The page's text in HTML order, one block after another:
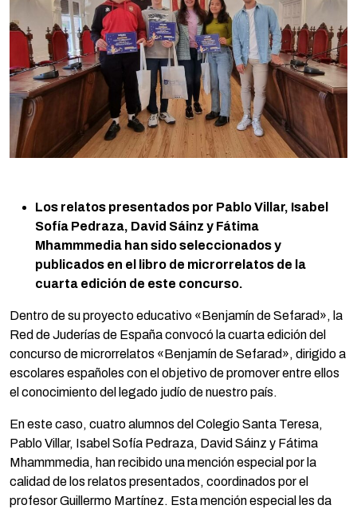
Los relatos presentados por Pablo Villar, Isabel
Sofía Pedraza, David Sáinz y Fátima
Mhammmedia han sido seleccionados y
publicados en el libro de microrrelatos de la
cuarta edición de este concurso.
Dentro de su proyecto educativo «Benjamín de Sefarad», la
Red de Juderías de España convocó la cuarta edición del
concurso de microrrelatos «Benjamín de Sefarad», dirigido a
escolares españoles con el objetivo de promover entre ellos
el conocimiento del legado judío de nuestro país.
En este caso, cuatro alumnos del Colegio Santa Teresa,
Pablo Villar, Isabel Sofía Pedraza, David Sáinz y Fátima
Mhammmedia, han recibido una mención especial por la
calidad de los relatos presentados, coordinados por el
profesor Guillermo Martínez. Esta mención especial les da